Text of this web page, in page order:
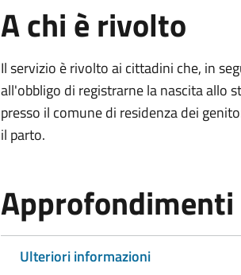
A chi è rivolto
Il servizio è rivolto ai cittadini che, in
all'obbligo di registrarne la nascita allo
presso il comune di residenza dei
il parto.
Approfondimenti
Ulteriori informazioni